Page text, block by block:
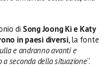
di Song Joong Ki e Katy
in paesi diversi, la fonte
e andranno avanti e
a seconda della situazione“.